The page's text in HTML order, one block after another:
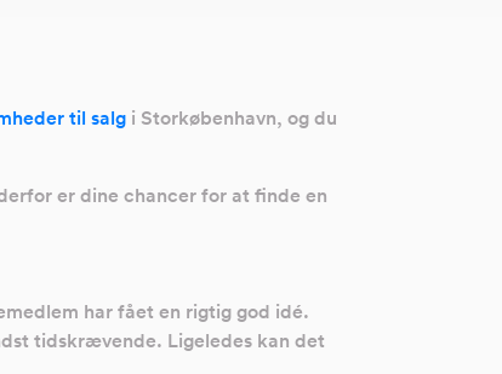
til salg i Storkøbenhavn, og du
er dine chancer for at finde en
har fået en rigtig god idé.
tidskrævende. Ligeledes kan det